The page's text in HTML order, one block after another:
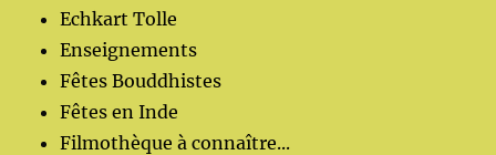
Echkart Tolle
Enseignements
Fêtes Bouddhistes
Fêtes en Inde
Filmothèque à connaître...